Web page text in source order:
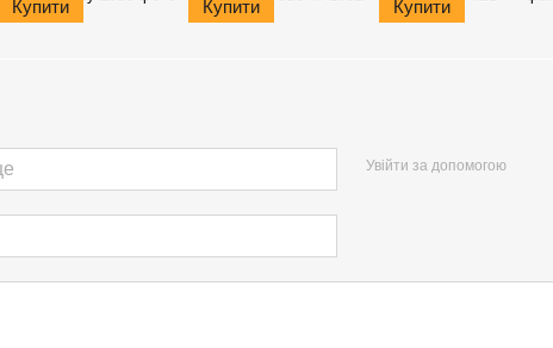
Купити Купити Купити
Увійти за допомогою